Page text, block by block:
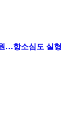
…항소심도 실형